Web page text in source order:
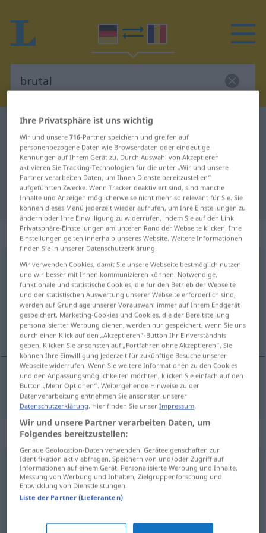
Deutsch-Rumänisch Wörterbuch
Deutsch-Rumänisch Übersetzung
für "brutal"
"brutal" Rumänisch Übersetzung
„brutal“: Adjektiv, Eigenschaftswort
brutaladj
Übersicht aller Übersetzungen
(Für mehr Details die Übersetzung anklicken/antippen)
brutal
brutal brutal
Synonyme für "brutal"
gewalttätig,gewaltsam
gnadenlos
Ihre Privatsphäre ist uns wichtig
Wir und unsere716-Partner speichern und greifen auf
personenbezogene Daten wie Browserdaten oder eindeutige
Kennungen auf Ihrem Gerät zu. Durch Auswahl von Akzeptieren
aktivieren Sie Tracking-Technologien für die unter „Wir und unsere
Partner verarbeiten Daten, um Ihnen Dienste bereitzustellen“
aufgeführten Zwecke. Wenn Tracker deaktiviert sind, sind manche
Inhalte und Anzeigen möglicherweise nicht mehr so relevant für Sie. Sie
können dieses Menü jederzeit wieder aufrufen, um Ihre Einstellungen zu
ändern oder Ihre Einwilligung zu widerrufen, indem Sie auf den Link
Privatsphäre-Einstellungen am unteren Rand der Webseite klicken. Ihre
Einstellungen gelten innerhalb unseres Website. Weitere Informationen
finden Sie in unserer Datenschutzerklärung.
Wir verwenden Cookies, damit Sie unsere Webseite bestmöglich nutzen
und wir besser mit Ihnen kommunizieren können. Notwendige,
funktionale und statistische Cookies, die für den Betrieb der Webseite
und der statistischen Auswertung unserer Webseite erforderlich sind,
werden auf Grundlage unserer Vorauswahl immer auf Ihrem Endgerät
gespeichert. Marketing-Cookies und Cookies, die der Bereitstellung
personalisierter Werbung dienen, werden nur gespeichert, wenn Sie uns
durch einen Klick auf den „Akzeptieren“-Button Ihr Einverständnis
geben. Klicken Sie ansonsten auf „Fortfahren ohne Akzeptieren“. Sie
können Ihre Einwilligung jederzeit für zukünftige Besuche unserer
Webseite widerrufen. Wenn Sie weitere Informationen zu den Cookies
und den Anpassungsmöglichkeiten möchten, klicken Sie einfach auf den
Button „Mehr Optionen“. Weitergehende Hinweise zu der
Datenverarbeitung entnehmen Sie ansonsten unserer
Datenschutzerklärung. Hier finden Sie unserImpressum.
Wir und unsere Partner verarbeiten Daten, um
Folgendes bereitzustellen:
Genaue Geolocation-Daten verwenden. Geräteeigenschaften zur
Identifikation aktiv abfragen. Speichern von und/oder Zugriff auf
Informationen auf einem Gerät. Personalisierte Werbung und Inhalte,
Messung von Werbung und Inhalten, Zielgruppenforschung und
Entwicklung von Dienstleistungen.
Liste der Partner (Lieferanten)